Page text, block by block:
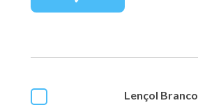
Lençol Branco